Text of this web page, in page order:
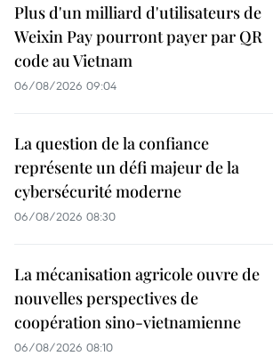
Plus d'un milliard d'utilisateurs de
Weixin Pay pourront payer par QR
code au Vietnam
06/08/2026 09:04
La question de la confiance
représente un défi majeur de la
cybersécurité moderne
06/08/2026 08:30
La mécanisation agricole ouvre de
nouvelles perspectives de
coopération sino-vietnamienne
06/08/2026 08:10